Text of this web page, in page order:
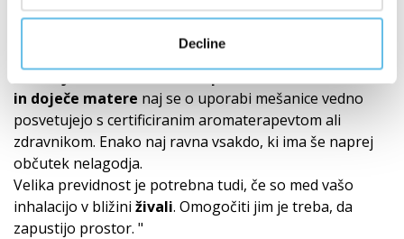
Decline
Otrociso izjemno občutljivi na delovanje eteričnih olj,
zato je nujno, da se o njihovi uporabi vedno
posvetujete s strokovnjakom in ste še posebej previdni.
Občutljiviinkronično bolni posamezniki, nosečnice
in doječe matere naj se o uporabi mešanice vedno
posvetujejo s certificiranim aromaterapevtom ali
zdravnikom. Enako naj ravna vsakdo, ki ima še naprej
občutek nelagodja.
Velika previdnost je potrebna tudi, če so med vašo
inhalacijo v bližini živali. Omogočiti jim je treba, da
zapustijo prostor. "